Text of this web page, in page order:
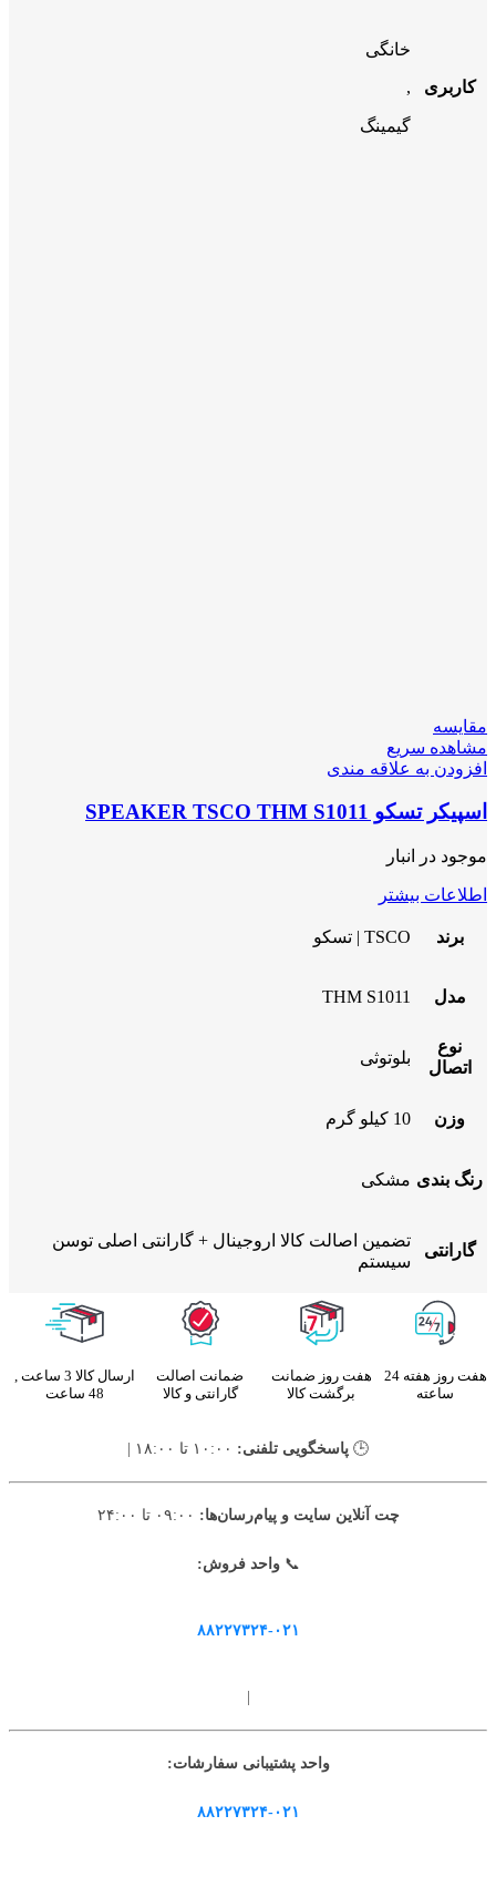
کاربری
خانگی
,
گیمینگ
مقایسه
مشاهده سریع
افزودن به علاقه مندی
اسپیکر تسکو SPEAKER TSCO THM S1011
موجود در انبار
اطلاعات بیشتر
برند TSCO | تسکو
مدل THM S1011
نوع
اتصال
بلوتوثی
وزن 10 کیلو گرم
رنگ بندی مشکی
گارانتی
تضمین اصالت کالا اروجینال + گارانتی اصلی توسن
سیستم
هفت روز هفته 24
ساعته
هفت روز ضمانت
برگشت کالا
ضمانت اصالت
گارانتی و کالا
ارسال کالا 3 ساعت ,
48 ساعت
🕒 پاسخگویی تلفنی:
چت آنلاین سایت و پیام‌رسان‌ها:
📞واحد فروش:
۸۸۲۲۷۳۲۴-۰۲۱
|
واحد پشتیبانی سفارشات:
۸۸۲۲۷۳۲۴-۰۲۱